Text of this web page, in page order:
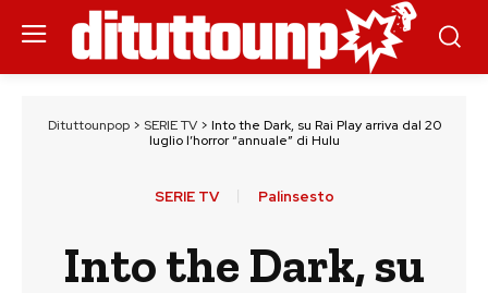
Dituttounpop> SERIE TV> Into the Dark, su Rai Play arriva dal 20
luglio l’horror “annuale” di Hulu
SERIE TV Palinsesto
Into the Dark, su